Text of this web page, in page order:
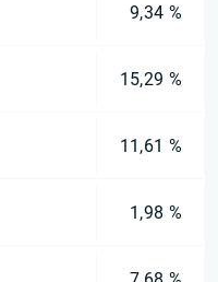
9,34 %
15,29 %
11,61 %
1,98 %